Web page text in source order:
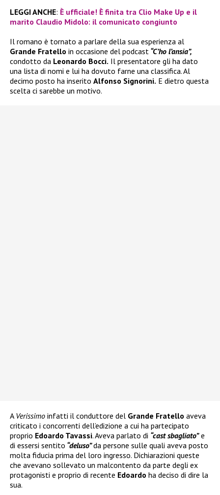
LEGGI ANCHE: È ufficiale! È finita tra Clio Make Up e il
marito Claudio Midolo: il comunicato congiunto
Il romano è tornato a parlare della sua esperienza al
Grande Fratello in occasione del podcast “C’ho l’ansia”,
condotto da Leonardo Bocci. Il presentatore gli ha dato
una lista di nomi e lui ha dovuto farne una classifica. Al
decimo posto ha inserito Alfonso Signorini. E dietro questa
scelta ci sarebbe un motivo.
A Verissimo infatti il conduttore del Grande Fratello aveva
criticato i concorrenti dell’edizione a cui ha partecipato
proprio Edoardo Tavassi. Aveva parlato di “cast sbagliato”e
di essersi sentito “deluso”da persone sulle quali aveva posto
molta fiducia prima del loro ingresso. Dichiarazioni queste
che avevano sollevato un malcontento da parte degli ex
protagonisti e proprio di recente Edoardo ha deciso di dire la
sua.